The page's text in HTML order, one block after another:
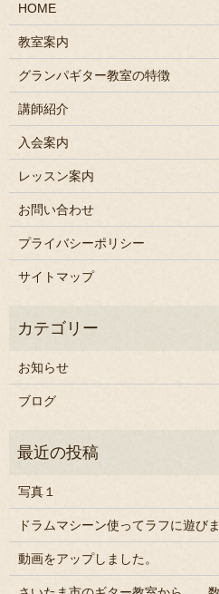
HOME
教室案内
グランパギター教室の特徴
講師紹介
入会案内
レッスン案内
お問い合わせ
プライバシーポリシー
サイトマップ
お知らせ
ブログ
写真１
ドラムマシーン使ってラフに遊び
動画をアップしました。